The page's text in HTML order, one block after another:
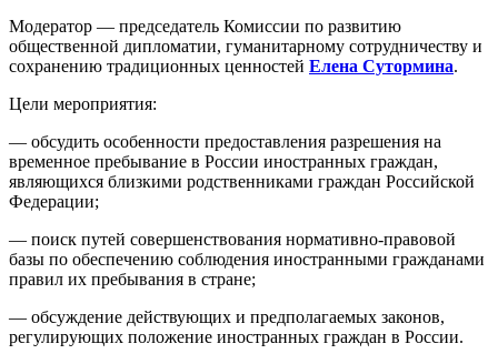
Модератор — председатель Комиссии по развитию
общественной дипломатии, гуманитарному сотрудничеству и
сохранению традиционных ценностей Елена Сутормина.
Цели мероприятия:
— обсудить особенности предоставления разрешения на
временное пребывание в России иностранных граждан,
являющихся близкими родственниками граждан Российской
Федерации;
— поиск путей совершенствования нормативно-правовой
базы по обеспечению соблюдения иностранными гражданами
правил их пребывания в стране;
— обсуждение действующих и предполагаемых законов,
регулирующих положение иностранных граждан в России.